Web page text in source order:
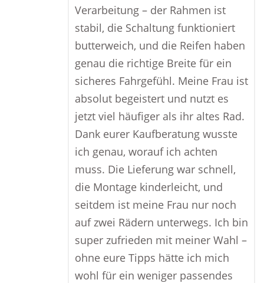
Verarbeitung – der Rahmen ist
stabil, die Schaltung funktioniert
butterweich, und die Reifen haben
genau die richtige Breite für ein
sicheres Fahrgefühl. Meine Frau ist
absolut begeistert und nutzt es
jetzt viel häufiger als ihr altes Rad.
Dank eurer Kaufberatung wusste
ich genau, worauf ich achten
muss. Die Lieferung war schnell,
die Montage kinderleicht, und
seitdem ist meine Frau nur noch
auf zwei Rädern unterwegs. Ich bin
super zufrieden mit meiner Wahl –
ohne eure Tipps hätte ich mich
wohl für ein weniger passendes